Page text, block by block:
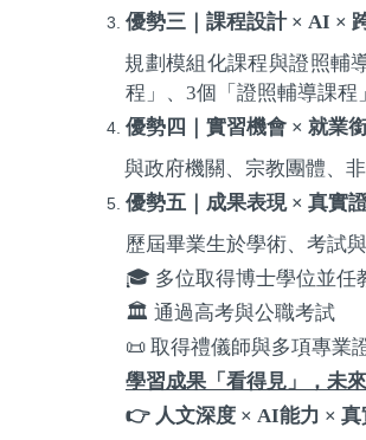
優勢三｜課程設計 × AI ×
規劃模組化課程與證照輔
程」、 3個「證照輔導課程
優勢四｜實習機會 × 就業
與政府機關、宗教團體、
優勢五｜成果表現 × 真實
歷屆畢業生於學術、考試
🎓 多位取得博士學位並任
🏛 通過高考與公職考試
📜 取得禮儀師與多項專業
學習成果「看得見」，未
👉 人文深度 × AI能力 × 真